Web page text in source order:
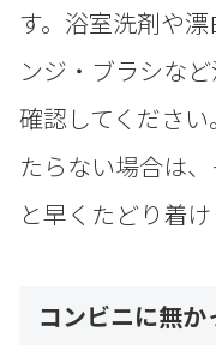
す。浴室洗剤や
ンジ・ブラシな
確認してくださ
たらない場合は
と早くたどり着け
コンビニに無